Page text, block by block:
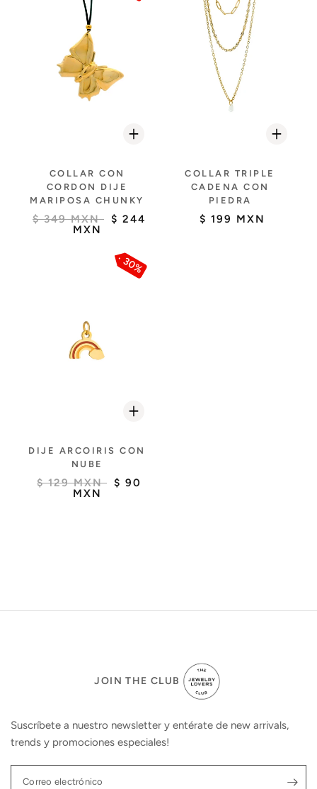
COLLAR CON
CORDON DIJE
MARIPOSA CHUNKY
$ 349 MXN
$ 244
MXN
COLLAR TRIPLE
CADENA CON
PIEDRA
$ 199 MXN
30%
DIJE ARCOIRIS CON
NUBE
$ 129 MXN
$ 90
MXN
JOIN THE CLUB
Suscríbete a nuestro newsletter y entérate de new arrivals,
trends y promociones especiales!
Correo electrónico